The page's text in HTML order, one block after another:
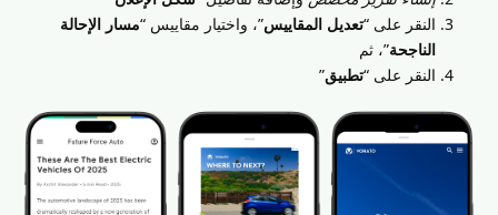
النقر على “تعديل المقاييس”، واختيار مقاييس “مسار الإحالة
الناجحة”، ثم
النقر على “تطبيق”